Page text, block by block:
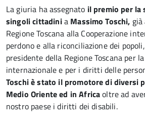
La giuria ha assegnato il premio per la
singoli cittadinia Massimo Toschi,
Regione Toscana alla Cooperazione
perdono e alla riconciliazione dei
presidente della Regione Toscana per
internazionale e per i diritti delle
Toschi è stato il promotore di diversi
Medio Oriente ed in Africaoltre ad
nostro paese i diritti dei disabili.